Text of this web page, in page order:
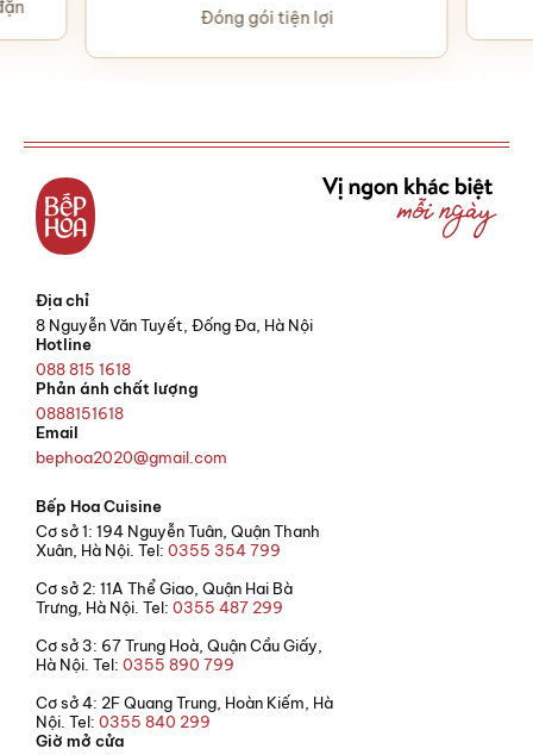
Đóng gói tiện lợi
Địa chỉ
8 Nguyễn Văn Tuyết, Đống Đa, Hà Nội
Hotline
088 815 1618
Phản ánh chất lượng
0888151618
Email
bephoa2020@gmail.com
Bếp Hoa Cuisine
Cơ sở 1: 194 Nguyễn Tuân, Quận Thanh
Xuân, Hà Nội. Tel: 0355 354 799
Cơ sở 2: 11A Thể Giao, Quận Hai Bà
Trưng, Hà Nội. Tel: 0355 487 299
Cơ sở 3: 67 Trung Hoà, Quận Cầu Giấy,
Hà Nội. Tel: 0355 890 799
Cơ sở 4: 2F Quang Trung, Hoàn Kiếm, Hà
Nội. Tel: 0355 840 299
Giờ mở cửa